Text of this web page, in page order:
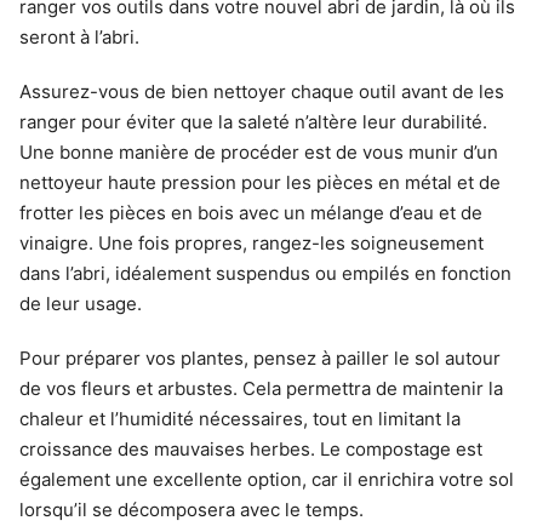
ranger vos outils dans votre nouvel abri de jardin, là où ils
seront à l’abri.
Assurez-vous de bien nettoyer chaque outil avant de les
ranger pour éviter que la saleté n’altère leur durabilité.
Une bonne manière de procéder est de vous munir d’un
nettoyeur haute pression pour les pièces en métal et de
frotter les pièces en bois avec un mélange d’eau et de
vinaigre. Une fois propres, rangez-les soigneusement
dans l’abri, idéalement suspendus ou empilés en fonction
de leur usage.
Pour préparer vos plantes, pensez à pailler le sol autour
de vos fleurs et arbustes. Cela permettra de maintenir la
chaleur et l’humidité nécessaires, tout en limitant la
croissance des mauvaises herbes. Le compostage est
également une excellente option, car il enrichira votre sol
lorsqu’il se décomposera avec le temps.